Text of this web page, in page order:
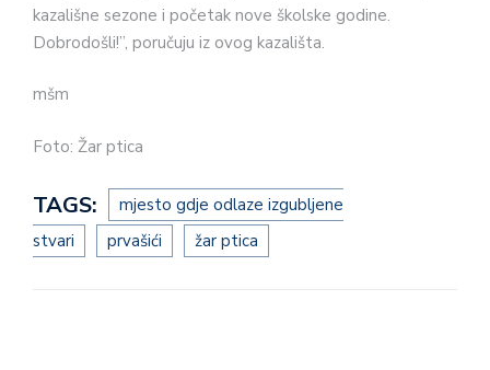
kazališne sezone i početak nove školske godine.
Dobrodošli!”, poručuju iz ovog kazališta.
mšm
Foto: Žar ptica
TAGS:
mjesto gdje odlaze izgubljene
stvari
prvašići žar ptica